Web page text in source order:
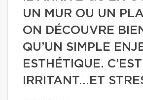
UN MUR OU UN
ON DÉCOUVRE
QU’UN SIMPLE
ESTHÉTIQUE. C’EST
IRRITANT...ET